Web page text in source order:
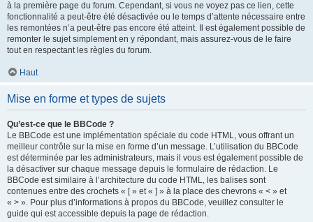
à la première page du forum. Cependant, si vous ne voyez pas ce lien, cette
fonctionnalité a peut-être été désactivée ou le temps d’attente nécessaire entre
les remontées n’a peut-être pas encore été atteint. Il est également possible de
remonter le sujet simplement en y répondant, mais assurez-vous de le faire
tout en respectant les règles du forum.
Haut
Mise en forme et types de sujets
Qu’est-ce que le BBCode ?
Le BBCode est une implémentation spéciale du code HTML, vous offrant un
meilleur contrôle sur la mise en forme d’un message. L’utilisation du BBCode
est déterminée par les administrateurs, mais il vous est également possible de
la désactiver sur chaque message depuis le formulaire de rédaction. Le
BBCode est similaire à l’architecture du code HTML, les balises sont
contenues entre des crochets « [ » et « ] » à la place des chevrons « < » et
« > ». Pour plus d’informations à propos du BBCode, veuillez consulter le
guide qui est accessible depuis la page de rédaction.